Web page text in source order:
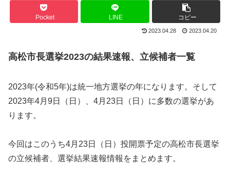
Pocket LINE コピー
2023.04.28 2023.04.20
高松市長選挙2023の結果速報、立候補者一覧
2023年(令和5年)は統一地方選挙の年になります。そして
2023年4月9日（日）、4月23日（日）に多数の選挙があ
ります。
今回はこのうち4月23日（日）投開票予定の高松市長選挙
の立候補者、選挙結果速報情報をまとめます。